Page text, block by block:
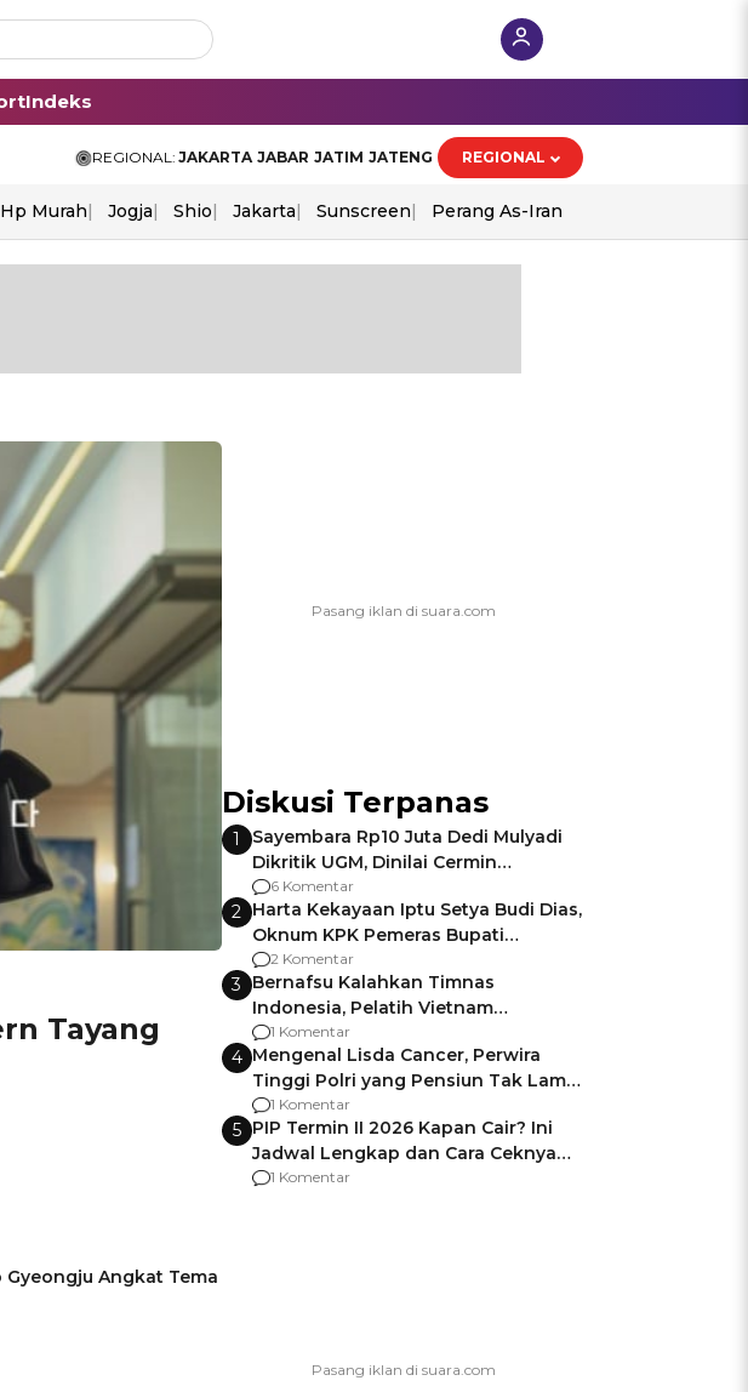
Indeks
REGIONAL: JAKARTA JABAR JATIM JATENG REGIONAL
Hp Murah Jogja Shio Jakarta Sunscreen Perang As-Iran
Tayang
Angkat Tema
Diskusi Terpanas
1
Sayembara Rp10 Juta Dedi Mulyadi
Dikritik UGM, Dinilai Cermin
Gagalnya Negara Jamin Keamanan
6 Komentar
2 Harta Kekayaan Iptu Setya Budi Dias,
Oknum KPK Pemeras Bupati
Pemalang
2 Komentar
3 Bernafsu Kalahkan Timnas
Indonesia, Pelatih Vietnam
Berencana Pakai Jimat di Pakansari
1 Komentar
4 Mengenal Lisda Cancer, Perwira
Tinggi Polri yang Pensiun Tak Lama
Usai Jadi Brigjen
1 Komentar
5 PIP Termin II 2026 Kapan Cair? Ini
Jadwal Lengkap dan Cara Ceknya
agar Dana Tidak Hangus!
1 Komentar